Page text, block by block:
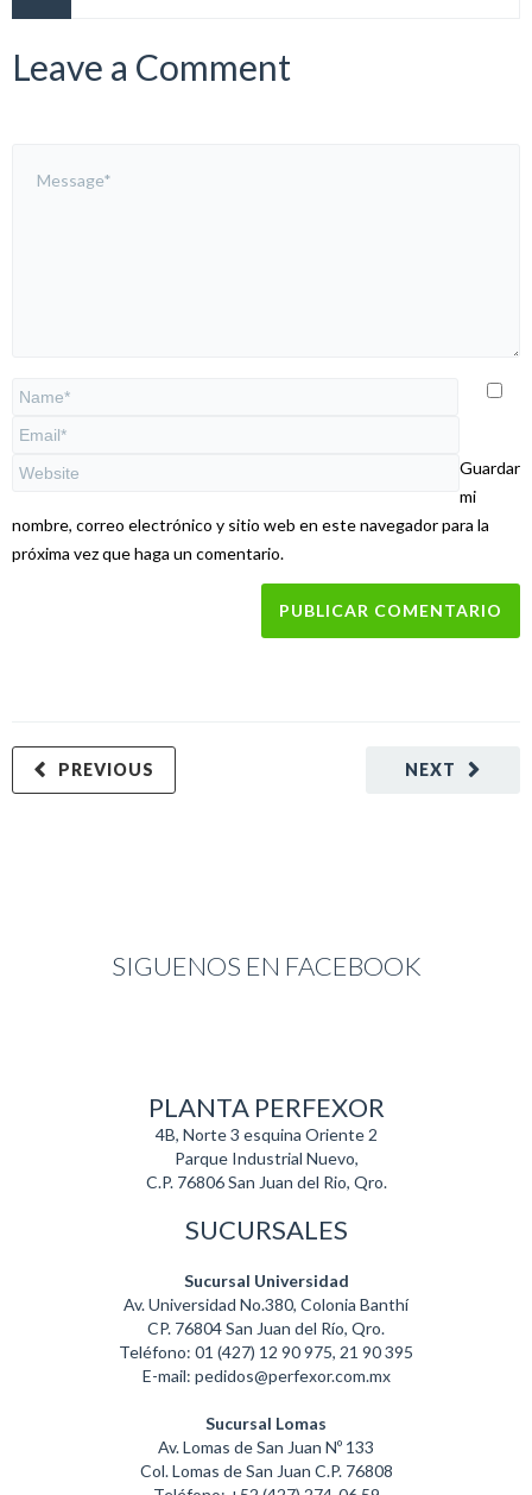
Leave a Comment
Guardar
mi
nombre, correo electrónico y sitio web en este navegador para la
próxima vez que haga un comentario.
NEXT
PREVIOUS
SIGUENOS EN FACEBOOK
PLANTA PERFEXOR
4B, Norte 3 esquina Oriente 2
Parque Industrial Nuevo,
C.P. 76806 San Juan del Rio, Qro.
SUCURSALES
Sucursal Universidad
Av. Universidad No.380, Colonia Banthí
CP. 76804 San Juan del Río, Qro.
Teléfono: 01 (427) 12 90 975, 21 90 395
E-mail: pedidos@perfexor.com.mx
Sucursal Lomas
Av. Lomas de San Juan Nº 133
Col. Lomas de San Juan C.P. 76808